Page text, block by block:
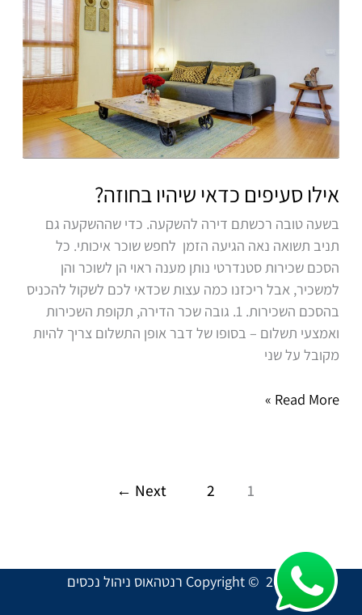
אילו סעיפים כדאי שיהיו בחוזה?
בשעה טובה רכשתם דירה להשקעה. כדי שההשקעה גם
תניב תשואה נאה הגיעה הזמן לחפש שוכר איכותי. כל
הסכם שכירות סטנדרטי נותן מענה ראוי הן לשוכר והן
למשכיר, אבל ריכזנו כמה עצות שכדאי לכם לשקול להכניס
בהסכם השכירות. 1. גובה שכר הדירה, תקופת השכירות
ואמצעי תשלום – בסופו של דבר אופן התשלום צריך להיות
מקובל על שני
שיהיו
בחוזה?
Read More »
1
2
Next
←
Copyright © 2026 רנטהאוס ניהול נכסים